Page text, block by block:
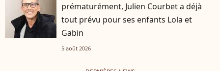
prématurément, Julien Courbet a déjà
tout prévu pour ses enfants Lola et
Gabin
5 août 2026